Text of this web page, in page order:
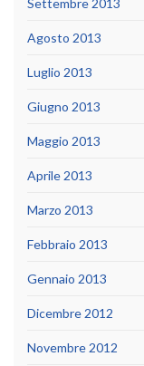
Settembre 2013
Agosto 2013
Luglio 2013
Giugno 2013
Maggio 2013
Aprile 2013
Marzo 2013
Febbraio 2013
Gennaio 2013
Dicembre 2012
Novembre 2012